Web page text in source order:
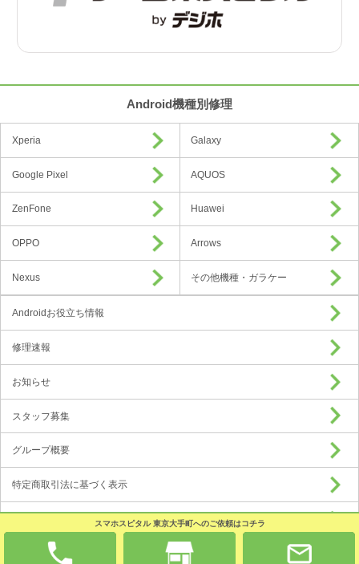
スマホスピタル 東京大手町へのご依頼はコチラ
Android機種別修理
Xperia Galaxy
Google Pixel AQUOS
ZenFone Huawei
OPPO Arrows
Nexus その他機種・ガラケー
Androidお役立ち情報
修理速報
お知らせ
スタッフ募集
グループ概要
特定商取引法に基づく表示
プライバシーポリシー
加盟店募集